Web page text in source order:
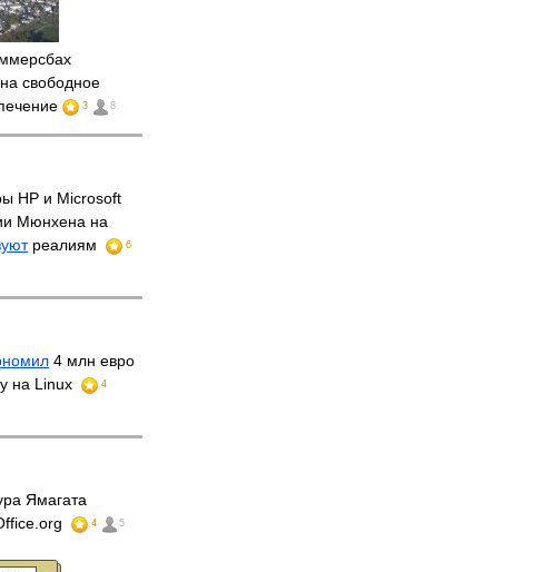
свободное
3 8
HP и Microsoft
Мюнхена на
реалиям 6
4 млн евро
на Linux
4
Ямагата
4 5